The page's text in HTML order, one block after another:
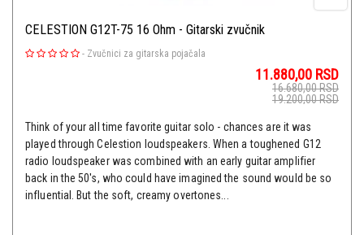
CELESTION G12T-75 16 Ohm - Gitarski zvučnik
- Zvučnici za gitarska pojačala
11.880,00 RSD
16.680,00RSD
19.200,00RSD
Think of your all time favorite guitar solo - chances are it was
played through Celestion loudspeakers. When a toughened G12
radio loudspeaker was combined with an early guitar amplifier
back in the 50's, who could have imagined the sound would be so
influential. But the soft, creamy overtones...